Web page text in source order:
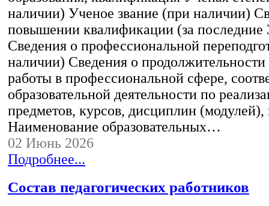
наличии) Ученое звание (при наличии)
повышении квалификации (за последние
Сведения о профессиональной
наличии) Сведения о
работы в профессиональной сфере,
образовательной деятельности по
предметов, курсов, дисциплин (модулей),
Наименование образовательных…
02 Июнь 2026
Подробнее...
Состав педагогических работников